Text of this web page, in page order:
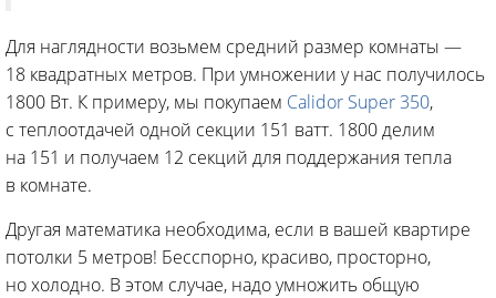
Для наглядности возьмем средний размер комнаты —
18 квадратных метров. При умножении у нас получилось
1800 Вт. К примеру, мы покупаем Calidor Super 350,
с теплоотдачей одной секции 151 ватт. 1800 делим
на 151 и получаем 12 секций для поддержания тепла
в комнате.
Другая математика необходима, если в вашей квартире
потолки 5 метров! Бесспорно, красиво, просторно,
но холодно. В этом случае, надо умножить общую